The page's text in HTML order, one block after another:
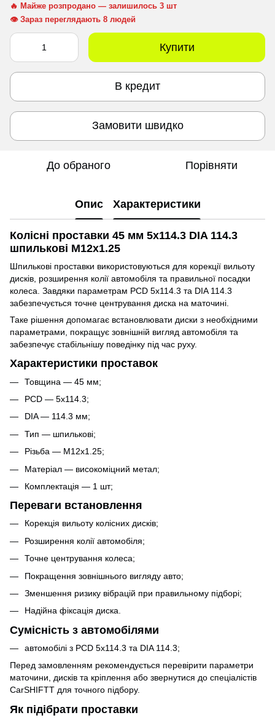
🔥 Майже розпродано — залишилось 3 шт
👁 Зараз переглядають 8 людей
Купити
В кредит
Замовити швидко
До обраного Порівняти
Опис Характеристики
Колісні проставки 45 мм 5x114.3 DIA 114.3
шпилькові M12x1.25
Шпилькові проставки використовуються для корекції вильоту
дисків, розширення колії автомобіля та правильної посадки
колеса. Завдяки параметрам PCD 5x114.3 та DIA 114.3
забезпечується точне центрування диска на маточині.
Таке рішення допомагає встановлювати диски з необхідними
параметрами, покращує зовнішній вигляд автомобіля та
забезпечує стабільнішу поведінку під час руху.
Характеристики проставок
Товщина — 45 мм;
PCD — 5x114.3;
DIA — 114.3 мм;
Тип — шпилькові;
Різьба — M12x1.25;
Матеріал — високоміцний метал;
Комплектація — 1 шт;
Переваги встановлення
Корекція вильоту колісних дисків;
Розширення колії автомобіля;
Точне центрування колеса;
Покращення зовнішнього вигляду авто;
Зменшення ризику вібрацій при правильному підборі;
Надійна фіксація диска.
Сумісність з автомобілями
автомобілі з PCD 5x114.3 та DIA 114.3;
Перед замовленням рекомендується перевірити параметри
маточини, дисків та кріплення або звернутися до спеціалістів
CarSHIFTT для точного підбору.
Як підібрати проставки